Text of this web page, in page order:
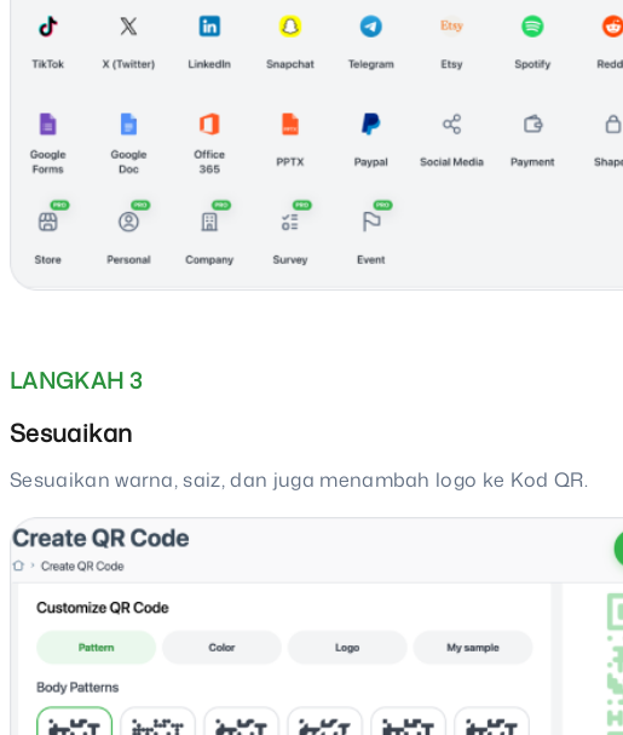
LANGKAH 3
Sesuaikan
Sesuaikan warna, saiz, dan juga menambah logo ke Kod QR.